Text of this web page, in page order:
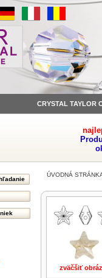
CRYSTAL TAYLOR
ÚVODNÁ
zväčšiť